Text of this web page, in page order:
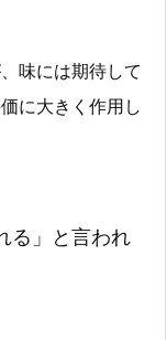
味には期待して
に大きく作用し
る」と言われ